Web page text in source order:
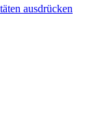
ausdrücken